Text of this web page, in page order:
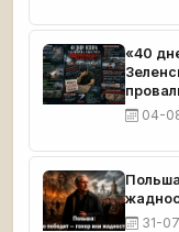
«40
04-
31-